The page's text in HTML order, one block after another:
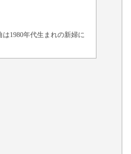
1980年代生まれの新婦に